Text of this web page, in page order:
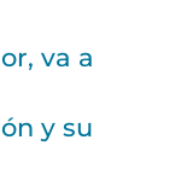
va a
y su